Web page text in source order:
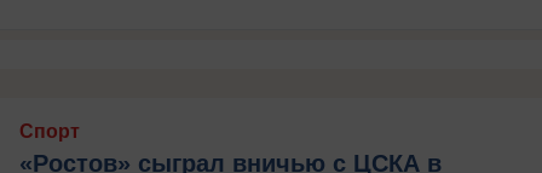
Спорт
«Ростов» сыграл вничью с ЦСКА в